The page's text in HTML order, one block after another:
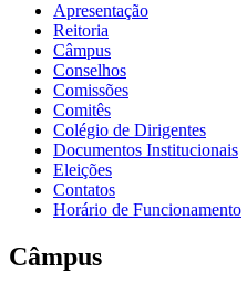
Apresentação
Reitoria
Câmpus
Conselhos
Comissões
Comitês
Colégio de Dirigentes
Documentos Institucionais
Eleições
Contatos
Horário de Funcionamento
Câmpus